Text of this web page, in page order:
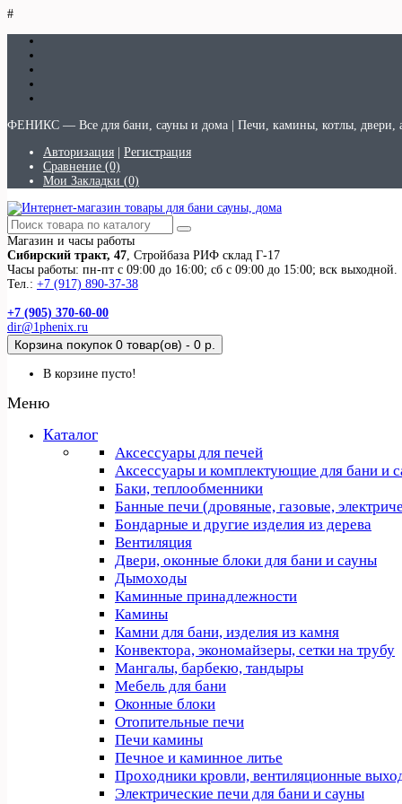
#
ФЕНИКС — Все для бани, сауны и дома | Печи, камины, котлы, двери,
Авторизация
Регистрация
Сравнение (0)
Мои Закладки (0)
Магазин и часы работы
Сибирский тракт, 47, Стройбаза РИФ склад Г-17
Часы работы: пн-пт с 09:00 до 16:00; сб с 09:00 до 15:00; вск выходной.
Тел.: +7 (917) 890-37-38
+7 (905) 370-60-00
dir@1phenix.ru
Корзина покупок 0 товар(ов) - 0 р.
В корзине пусто!
Меню
Каталог
Аксессуары для печей
Аксессуары и комплектующие для бани и
Баки, теплообменники
Банные печи (дровяные, газовые,
Бондарные и другие изделия из дерева
Вентиляция
Двери, оконные блоки для бани и сауны
Дымоходы
Каминные принадлежности
Камины
Камни для бани, изделия из камня
Конвектора, экономайзеры, сетки на трубу
Мангалы, барбекю, тандыры
Мебель для бани
Оконные блоки
Отопительные печи
Печи камины
Печное и каминное литье
Проходники кровли, вeнтиляционные
Электрические печи для бани и сауны